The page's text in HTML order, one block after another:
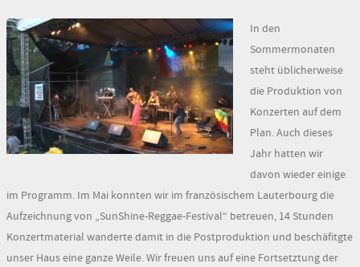
In den
Sommermonaten
steht üblicherweise
die Produktion von
Konzerten auf dem
Plan. Auch dieses
Jahr hatten wir
davon wieder einige
im Programm. Im Mai konnten wir im französischem Lauterbourg die
Aufzeichnung von „SunShine-Reggae-Festival“ betreuen, 14 Stunden
Konzertmaterial wanderte damit in die Postproduktion und beschäfitgte
unser Haus eine ganze Weile. Wir freuen uns auf eine Fortsetztung der